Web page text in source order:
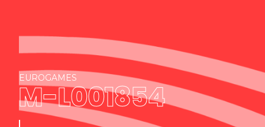
EUROGAMES
M-L001854